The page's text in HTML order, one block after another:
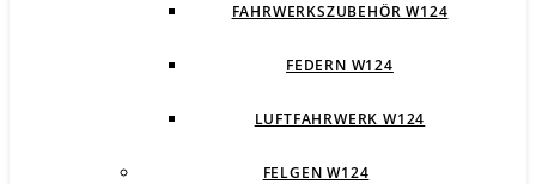
FAHRWERKSZUBEHÖR W124
FEDERN W124
LUFTFAHRWERK W124
FELGEN W124